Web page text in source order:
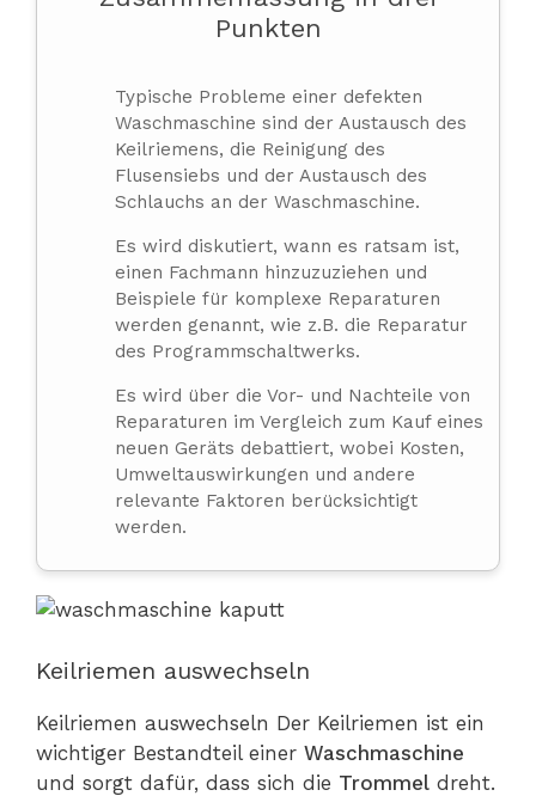
Punkten
Typische Probleme einer defekten
Waschmaschine sind der Austausch des
Keilriemens, die Reinigung des
Flusensiebs und der Austausch des
Schlauchs an der Waschmaschine.
Es wird diskutiert, wann es ratsam ist,
einen Fachmann hinzuzuziehen und
Beispiele für komplexe Reparaturen
werden genannt, wie z.B. die Reparatur
des Programmschaltwerks.
Es wird über die Vor- und Nachteile von
Reparaturen im Vergleich zum Kauf eines
neuen Geräts debattiert, wobei Kosten,
Umweltauswirkungen und andere
relevante Faktoren berücksichtigt
werden.
Keilriemen auswechseln
Keilriemen auswechseln Der Keilriemen ist ein
wichtiger Bestandteil einer Waschmaschine
und sorgt dafür, dass sich die Trommel dreht.